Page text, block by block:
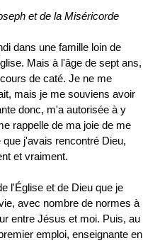
et de la Miséricorde
dans une famille loin de
Mais à l'âge de sept ans,
de caté. Je ne me
mais je me souviens avoir
donc, m'a autorisée à y
rappelle de ma joie de me
j'avais rencontré Dieu,
et vraiment.
l'Église et de Dieu que je
avec nombre de normes à
entre Jésus et moi. Puis, au
emploi, enseignante en